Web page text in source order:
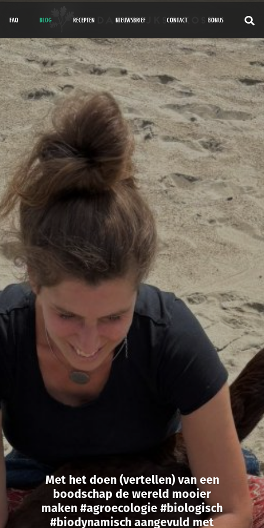
FAQ BLOG RECEPTEN NIEUWSBRIEF CONTACT BONUS
Met het doen (vertellen) van een
boodschap de wereld mooier
maken #agroecologie #biologisch
#biodynamisch aangevuld met